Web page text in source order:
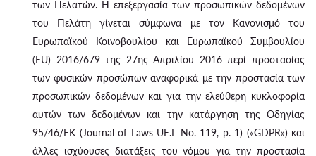
των Πελατών. Η επεξεργασία των προσωπικών δεδομένων
του Πελάτη γίνεται σύμφωνα με τον Κανονισμό του
Ευρωπαϊκού Κοινοβουλίου και Ευρωπαϊκού Συμβουλίου
(EU) 2016/679 της 27ης Απριλίου 2016 περί προστασίας
των φυσικών προσώπων αναφορικά με την προστασία των
προσωπικών δεδομένων και για την ελεύθερη κυκλοφορία
αυτών των δεδομένων και την κατάργηση της Οδηγίας
95/46/ΕΚ (Journal of Laws UE.L No. 119, p. 1) («GDPR») και
άλλες ισχύουσες διατάξεις του νόμου για την προστασία